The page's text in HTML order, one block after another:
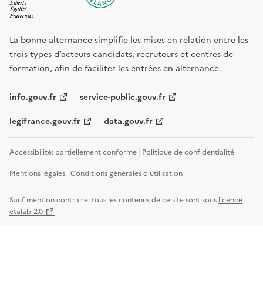
La bonne alternance simplifie les mises en relation entre les
trois types d’acteurs candidats, recruteurs et centres de
formation, afin de faciliter les entrées en alternance.
info.gouv.fr service-public.gouv.fr
legifrance.gouv.fr data.gouv.fr
Accessibilité: partiellement conforme Politique de confidentialité
Mentions légales Conditions générales d'utilisation
Sauf mention contraire, tous les contenus de ce site sont sous licence
etalab-2.0